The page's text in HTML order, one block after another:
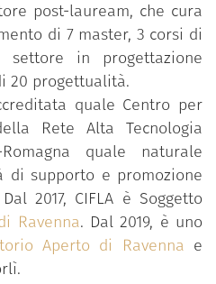
post-lauream, che cura
di 7 master, 3 corsi di
in progettazione
20 progettualità.
quale Centro per
Rete Alta Tecnologia
quale naturale
di supporto e promozione
2017, CIFLA è Soggetto
Ravenna. Dal 2019, è uno
Aperto di Ravenna e